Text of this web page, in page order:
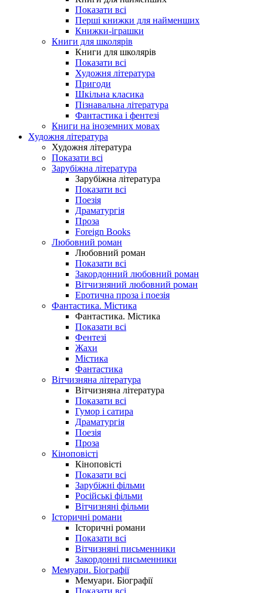
Показати всі
Перші книжки для найменших
Книжки-іграшки
Книги для школярів
Книги для школярів
Показати всі
Художня література
Пригоди
Шкільна класика
Пізнавальна література
Фантастика і фентезі
Книги на іноземних мовах
Художня література
Художня література
Показати всі
Зарубіжна література
Зарубіжна література
Показати всі
Поезія
Драматургія
Проза
Foreign Books
Любовний роман
Любовний роман
Показати всі
Закордонний любовний роман
Вітчизняний любовний роман
Еротична проза і поезія
Фантастика. Містика
Фантастика. Містика
Показати всі
Фентезі
Жахи
Містика
Фантастика
Вітчизняна література
Вітчизняна література
Показати всі
Гумор і сатира
Драматургія
Поезія
Проза
Кіноповісті
Кіноповісті
Показати всі
Зарубіжні фільми
Російські фільми
Вітчизняні фільми
Історичні романи
Історичні романи
Показати всі
Вітчизняні письменники
Закордонні письменники
Мемуари. Біографії
Мемуари. Біографії
Показати всі